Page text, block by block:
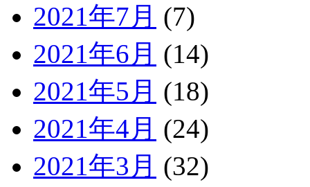
2021年7月 (7)
2021年6月 (14)
2021年5月 (18)
2021年4月 (24)
2021年3月 (32)